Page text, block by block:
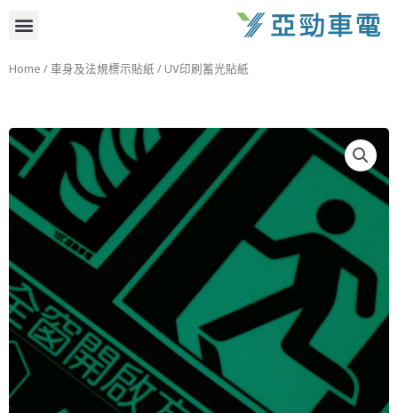
要
選
單
Home /車身及法規標示貼紙 / UV印刷蓄光貼紙